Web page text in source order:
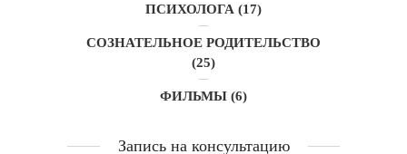
ПСИХОЛОГА (17)
СОЗНАТЕЛЬНОЕ РОДИТЕЛЬСТВО
(25)
ФИЛЬМЫ (6)
Запись на консультацию